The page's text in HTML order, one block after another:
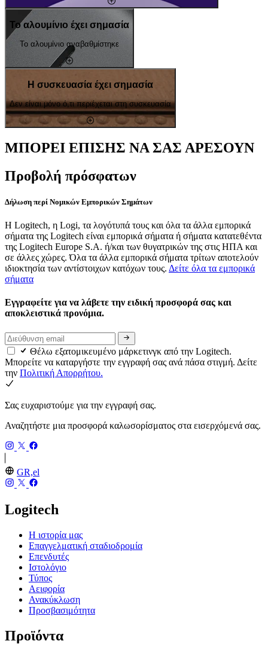
Το αλουμίνιο έχει σημασία
Το αλουμίνιο αναβαθμίστηκε
Η συσκευασία έχει σημασία
Δεν είναι μόνο ό,τι περιέχεται στη συσκευασία
ΜΠΟΡΕΙ ΕΠΙΣΗΣ ΝΑ ΣΑΣ ΑΡΕΣΟΥΝ
Προβολή πρόσφατων
Δήλωση περί Νομικών Εμπορικών Σημάτων
Η Logitech, η Logi, τα λογότυπά τους και όλα τα άλλα εμπορικά
σήματα της Logitech είναι εμπορικά σήματα ή σήματα κατατεθέντα
της Logitech Europe S.A. ή/και των θυγατρικών της στις ΗΠΑ και
σε άλλες χώρες. Όλα τα άλλα εμπορικά σήματα τρίτων αποτελούν
ιδιοκτησία των αντίστοιχων κατόχων τους. Δείτε όλα τα εμπορικά
σήματα
Εγγραφείτε για να λάβετε την ειδική προσφορά σας και
αποκλειστικά προνόμια.
Θέλω εξατομικευμένο μάρκετινγκ από την Logitech.
Μπορείτε να καταργήστε την εγγραφή σας ανά πάσα στιγμή. Δείτε
την Πολιτική Απορρήτου.
Σας ευχαριστούμε για την εγγραφή σας.
Αναζητήστε μια προσφορά καλωσορίσματος στα εισερχόμενά σας.
GR,el
Logitech
Η ιστορία μας
Επαγγελματική σταδιοδρομία
Επενδυτές
Ιστολόγιο
Τύπος
Αειφορία
Ανακύκλωση
Προσβασιμότητα
Προϊόντα